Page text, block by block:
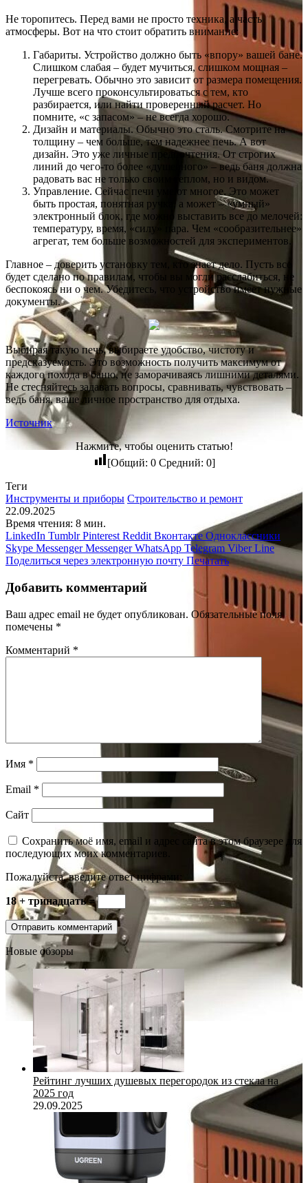
Не торопитесь. Перед вами не просто техника, а часть
атмосферы. Вот на что стоит обратить внимание:
Габариты. Устройство должно быть «впору» вашей бане.
Слишком слабая – будет мучиться, слишком мощная –
перегревать. Обычно это зависит от размера помещения.
Лучше всего проконсультироваться с тем, кто
разбирается, или найти проверенный расчет. Но
помните, «с запасом» – не всегда хорошо.
Дизайн и материалы. Обычно это сталь. Смотрите на
толщину – чем больше, тем надежнее печь. А вот
дизайн. Это уже личные предпочтения. От строгих
линий до чего-то более «душевного» – ведь баня должна
радовать вас не только своим теплом, но и видом.
Управление. Сейчас печи умеют многое. Это может
быть простая, понятная ручка, а может – «умный»
электронный блок, где можно выставить все до мелочей:
температуру, время, «силу» пара. Чем «сообразительнее»
агрегат, тем больше возможностей для экспериментов.
Главное – доверить установку тем, кто знает дело. Пусть все
будет сделано по правилам, чтобы вы могли расслабиться, не
беспокоясь ни о чем. Убедитесь, что устройство имеет нужные
документы.
Выбирая такую печь, выбираете удобство, чистоту и
предсказуемость. Это возможность получить максимум от
каждого похода в баню, не заморачиваясь лишними деталями.
Не стесняйтесь задавать вопросы, сравнивать, чувствовать –
ведь баня, ваше личное пространство для отдыха.
Источник
Нажмите, чтобы оценить статью!
[Общий: 0Средний: 0]
Теги
Инструменты и приборы Строительство и ремонт
22.09.2025
Время чтения: 8 мин.
LinkedIn Tumblr Pinterest Reddit Вконтакте Одноклассники
Skype Messenger Messenger WhatsApp Telegram Viber Line
Поделиться через электронную почту Печатать
Добавить комментарий
Ваш адрес email не будет опубликован. Обязательные поля
помечены *
Комментарий *
Имя *
Email *
Сайт
Сохранить моё имя, email и адрес сайта в этом браузере для
последующих моих комментариев.
Пожалуйста, введите ответ цифрами:
18 + тринадцать =
Новые обзоры
Рейтинг лучших душевых перегородок из стекла на
2025 год
29.09.2025